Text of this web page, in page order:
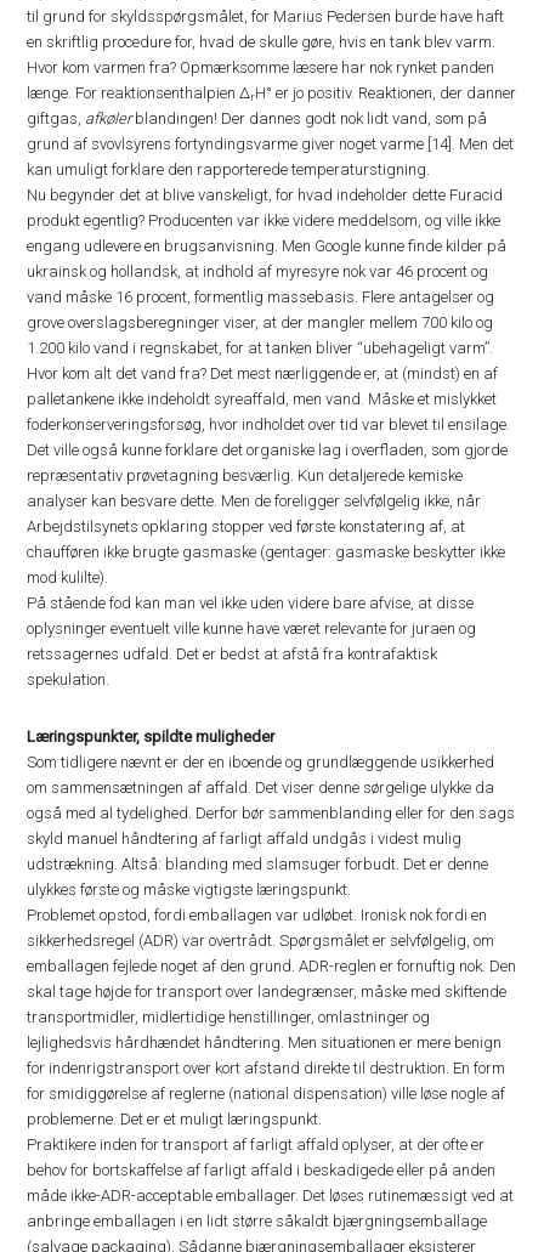
til grund for skyldsspørgsmålet, for Marius Pedersen burde have haft
en skriftlig procedure for, hvad de skulle gøre, hvis en tank blev varm.
Hvor kom varmen fra? Opmærksomme læsere har nok rynket panden
længe. For reaktionsenthalpien ∆rH° er jo positiv. Reaktionen, der danner
giftgas, afkølerblandingen! Der dannes godt nok lidt vand, som på
grund af svovlsyrens fortyndingsvarme giver noget varme [14]. Men det
kan umuligt forklare den rapporterede temperaturstigning.
Nu begynder det at blive vanskeligt, for hvad indeholder dette Furacid
produkt egentlig? Producenten var ikke videre meddelsom, og ville ikke
engang udlevere en brugsanvisning. Men Google kunne finde kilder på
ukrainsk og hollandsk, at indhold af myresyre nok var 46 procent og
vand måske 16 procent, formentlig massebasis. Flere antagelser og
grove overslagsberegninger viser, at der mangler mellem 700 kilo og
1.200 kilo vand i regnskabet, for at tanken bliver “ubehageligt varm”.
Hvor kom alt det vand fra? Det mest nærliggende er, at (mindst) en af
palletankene ikke indeholdt syreaffald, men vand. Måske et mislykket
foderkonserveringsforsøg, hvor indholdet over tid var blevet til ensilage.
Det ville også kunne forklare det organiske lag i overfladen, som gjorde
repræsentativ prøvetagning besværlig. Kun detaljerede kemiske
analyser kan besvare dette. Men de foreligger selvfølgelig ikke, når
Arbejdstilsynets opklaring stopper ved første konstatering af, at
chaufføren ikke brugte gasmaske (gentager: gasmaske beskytter ikke
mod kulilte).
På stående fod kan man vel ikke uden videre bare afvise, at disse
oplysninger eventuelt ville kunne have været relevante for juraen og
retssagernes udfald. Det er bedst at afstå fra kontrafaktisk
spekulation.
Læringspunkter, spildte muligheder
Som tidligere nævnt er der en iboende og grundlæggende usikkerhed
om sammensætningen af affald. Det viser denne sørgelige ulykke da
også med al tydelighed. Derfor bør sammenblanding eller for den sags
skyld manuel håndtering af farligt affald undgås i videst mulig
udstrækning. Altså: blanding med slamsuger forbudt. Det er denne
ulykkes første og måske vigtigste læringspunkt.
Problemet opstod, fordi emballagen var udløbet. Ironisk nok fordi en
sikkerhedsregel (ADR) var overtrådt. Spørgsmålet er selvfølgelig, om
emballagen fejlede noget af den grund. ADR-reglen er fornuftig nok. Den
skal tage højde for transport over landegrænser, måske med skiftende
transportmidler, midlertidige henstillinger, omlastninger og
lejlighedsvis hårdhændet håndtering. Men situationen er mere benign
for indenrigstransport over kort afstand direkte til destruktion. En form
for smidiggørelse af reglerne (national dispensation) ville løse nogle af
problemerne. Det er et muligt læringspunkt.
Praktikere inden for transport af farligt affald oplyser, at der ofte er
behov for bortskaffelse af farligt affald i beskadigede eller på anden
måde ikke-ADR-acceptable emballager. Det løses rutinemæssigt ved at
anbringe emballagen i en lidt større såkaldt bjærgningsemballage
(salvage packaging). Sådanne bjærgningsemballager eksisterer